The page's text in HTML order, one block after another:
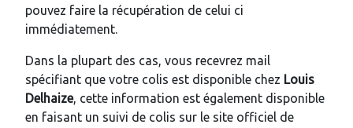
pouvez faire la récupération de celui ci
immédiatement.
Dans la plupart des cas, vous recevrez mail
spécifiant que votre colis est disponible chez Louis
Delhaize, cette information est également disponible
en faisant un suivi de colis sur le site officiel de